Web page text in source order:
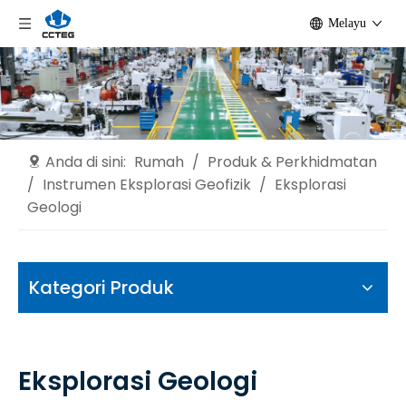
Melayu
Anda di sini: Rumah / Produk & Perkhidmatan
/ Instrumen Eksplorasi Geofizik / Eksplorasi
Geologi
Kategori Produk
Eksplorasi Geologi